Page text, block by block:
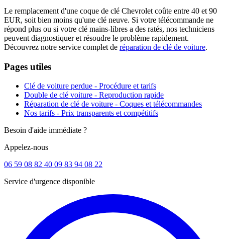
Le remplacement d'une coque de clé Chevrolet coûte entre 40 et 90
EUR, soit bien moins qu'une clé neuve. Si votre télécommande ne
répond plus ou si votre clé mains-libres a des ratés, nos techniciens
peuvent diagnostiquer et résoudre le problème rapidement.
Découvrez notre service complet de réparation de clé de voiture.
Pages utiles
Clé de voiture perdue - Procédure et tarifs
Double de clé voiture - Reproduction rapide
Réparation de clé de voiture - Coques et télécommandes
Nos tarifs - Prix transparents et compétitifs
Besoin d'aide immédiate ?
Appelez-nous
06 59 08 82 40 09 83 94 08 22
Service d'urgence disponible